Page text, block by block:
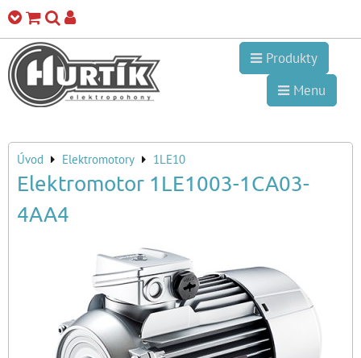
Produkty
Menu
Úvod Elektromotory 1LE10
Elektromotor 1LE1003-1CA03-
4AA4